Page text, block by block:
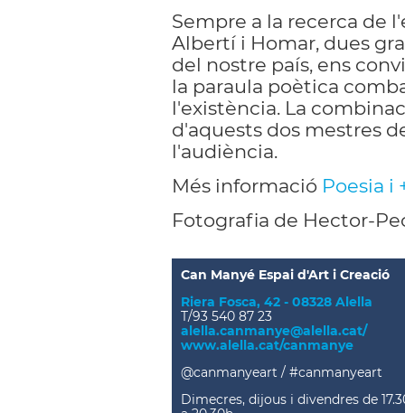
Sempre a la recerca de
Albertí i Homar, dues
del nostre país, ens
la paraula poètica
l'existència. La
d'aquests dos mestres
l'audiència.
Més informació Poesia i
Fotografia de Hector-
Can Manyé Espai d'Art i Creació
Riera Fosca, 42 - 08328 Alella
T/93 540 87 23
alella.canmanye@alella.cat/
www.alella.cat/canmanye
@canmanyeart / #canmanyeart
Dimecres, dijous i divendres de